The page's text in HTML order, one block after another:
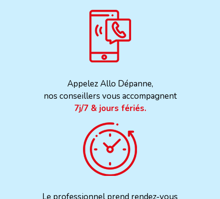
Appelez Allo Dépanne,
nos conseillers vous accompagnent
7j/7 & jours fériés.